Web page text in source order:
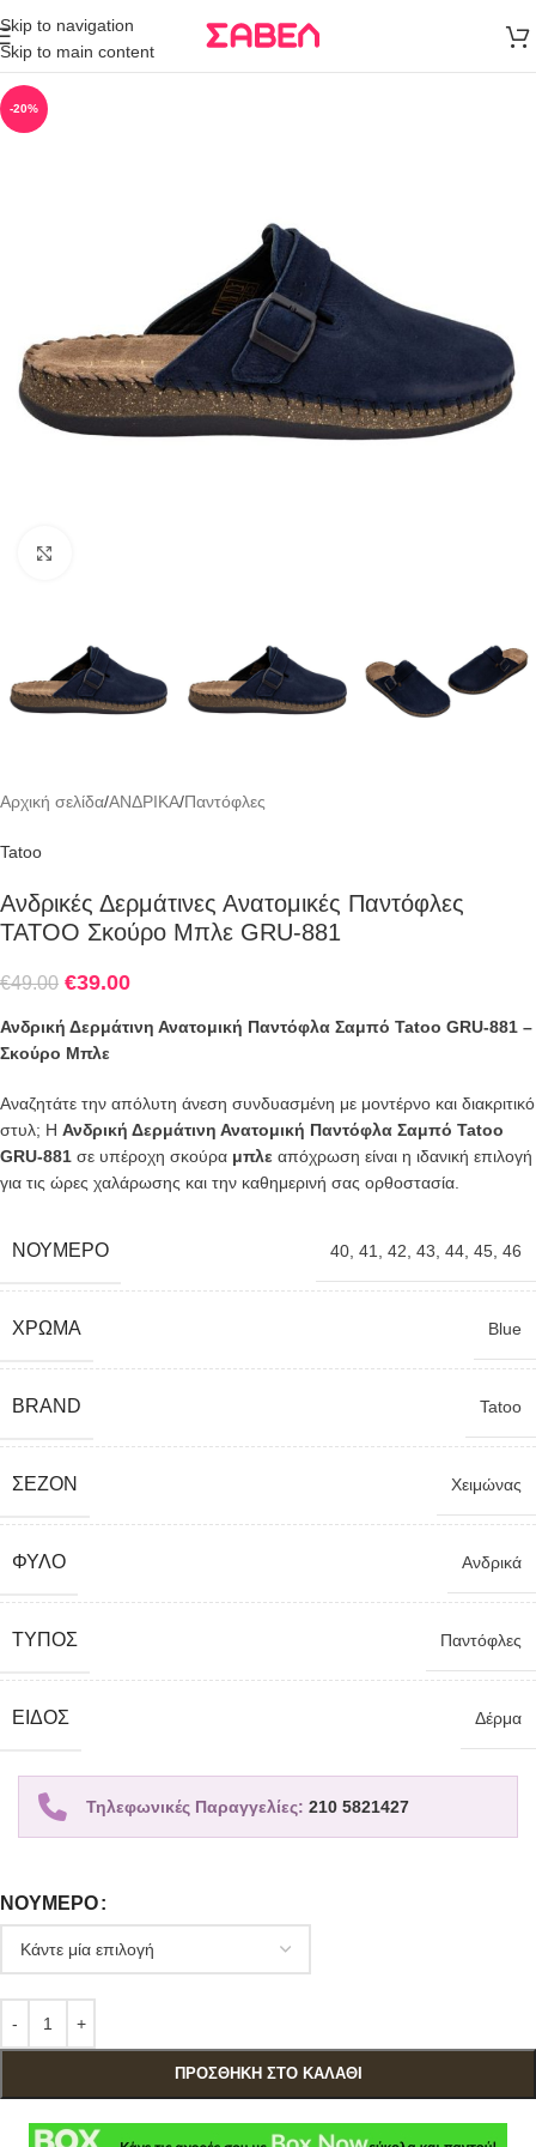
Skip to navigation
Skip to main content
άνω των 80€
Παραγγελία
-20%
Αρχική σελίδα/ΑΝΔΡΙΚΑ/Παντόφλες
Tatoo
Ανδρικές Δερμάτινες Ανατομικές Παντόφλες
TATOO Σκούρο Μπλε GRU-881
€49.00 €39.00
Ανδρική Δερμάτινη Ανατομική Παντόφλα Σαμπό Tatoo GRU-881 –
Σκούρο Μπλε
Αναζητάτε την απόλυτη άνεση συνδυασμένη με μοντέρνο και διακριτικό
στυλ; Η Ανδρική Δερμάτινη Ανατομική Παντόφλα Σαμπό Tatoo
GRU-881 σε υπέροχη σκούρα μπλε απόχρωση είναι η ιδανική επιλογή
για τις ώρες χαλάρωσης και την καθημερινή σας ορθοστασία.
ΝΟΎΜΕΡΟ 40, 41, 42, 43, 44, 45, 46
ΧΡΏΜΑ Blue
BRAND Tatoo
ΣΕΖΌΝ Χειμώνας
ΦΎΛΟ Ανδρικά
TΎΠΟΣ Παντόφλες
ΕΊΔΟΣ Δέρμα
Τηλεφωνικές Παραγγελίες: 210 5821427
ΝΟΎΜΕΡΟ
ΠΡΟΣΘΉΚΗ ΣΤΟ ΚΑΛΆΘΙ